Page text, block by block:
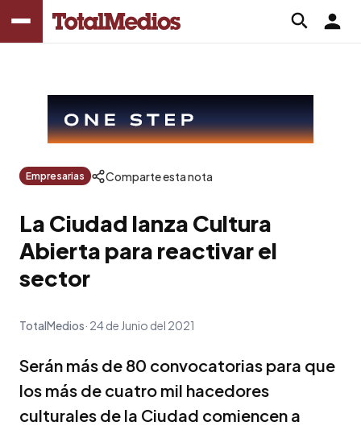
Empresarias Comparte esta nota
La Ciudad lanza Cultura
Abierta para reactivar el
sector
TotalMedios 24 de Junio del 2021
Serán más de 80 convocatorias para que
los más de cuatro mil hacedores
culturales de la Ciudad comiencen a